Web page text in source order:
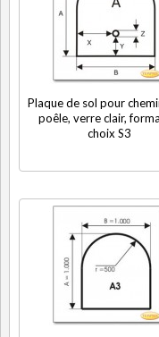
Plaque de sol pour
poêle, verre clair,
choix S3